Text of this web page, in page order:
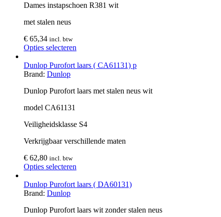
Dames instapschoen R381 wit
met stalen neus
€ 65,34 incl. btw
Opties selecteren
Dunlop Purofort laars ( CA61131) p
Brand: Dunlop
Dunlop Purofort laars met stalen neus wit
model CA61131
Veiligheidsklasse S4
Verkrijgbaar verschillende maten
€ 62,80 incl. btw
Opties selecteren
Dunlop Purofort laars ( DA60131)
Brand: Dunlop
Dunlop Purofort laars wit zonder stalen neus